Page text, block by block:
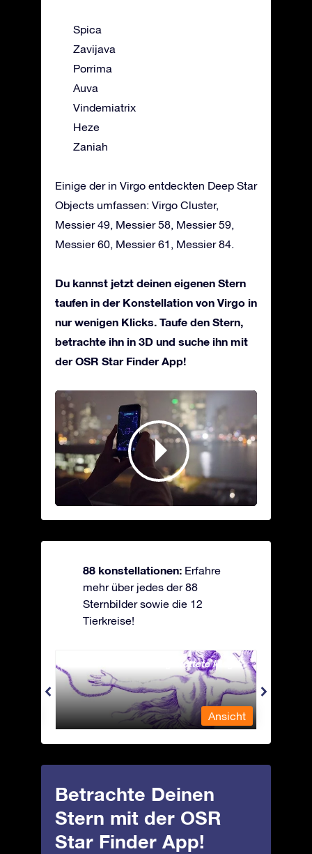
Spica
Zavijava
Porrima
Auva
Vindemiatrix
Heze
Zaniah
Einige der in Virgo entdeckten Deep Star
Objects umfassen: Virgo Cluster,
Messier 49, Messier 58, Messier 59,
Messier 60, Messier 61, Messier 84.
Du kannst jetzt deinen eigenen Stern
taufen in der Konstellation von Virgo in
nur wenigen Klicks. Taufe den Stern,
betrachte ihn in 3D und suche ihn mit
der OSR Star Finder App!
88 konstellationen: Erfahre
mehr über jedes der 88
Sternbilder sowie die 12
Tierkreise!
Andromeda - Die angekettete Magd
Ansicht
Betrachte Deinen
Stern mit der OSR
Star Finder App!